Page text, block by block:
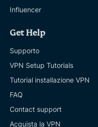
Influencer
Get Help
Supporto
VPN Setup Tutorials
Tutorial installazione VPN
FAQ
Contact support
Acquista la VPN